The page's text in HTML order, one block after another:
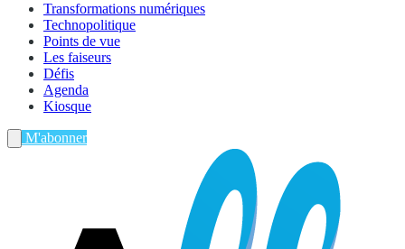
Transformations numériques
Technopolitique
Points de vue
Les faiseurs
Défis
Agenda
Kiosque
M'abonner